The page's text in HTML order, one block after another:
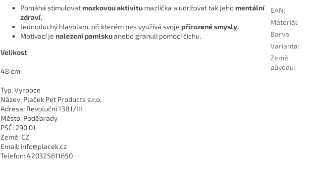
Pomáhá stimulovatmozkovou aktivitu mazlíčka a udržovat tak jehomentální
zdraví.
Jednoduchý hlavolam, při kterém pes využívá svoje přirozené smysly.
Motivací je nalezení pamlskuanebo granulí pomocí čichu.
Velikost
48 cm
Typ: Vyrobce
Název: Plaček Pet Products s.r.o.
Adresa: Revoluční 1381/III
Město: Poděbrady
PSČ: 290 01
Země: CZ
Email: info@placek.cz
Telefon: 420325611650
EAN:
Materiál:
Barva:
Varianta:
Země
původu: